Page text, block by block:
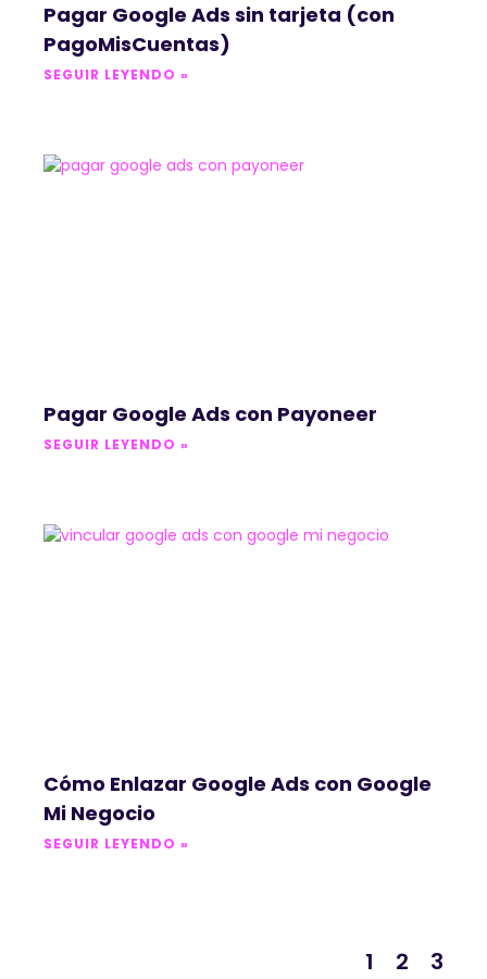
Pagar Google Ads sin tarjeta (con
PagoMisCuentas)
SEGUIR LEYENDO »
Pagar Google Ads con Payoneer
SEGUIR LEYENDO »
Cómo Enlazar Google Ads con Google
Mi Negocio
SEGUIR LEYENDO »
1 2 3